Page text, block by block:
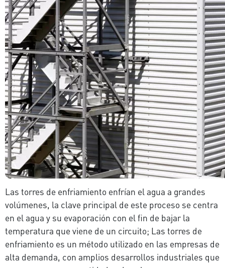
Las torres de enfriamiento enfrían el agua a grandes
volúmenes, la clave principal de este proceso se centra
en el agua y su evaporación con el fin de bajar la
temperatura que viene de un circuito; Las torres de
enfriamiento es un método utilizado en las empresas de
alta demanda, con amplios desarrollos industriales que